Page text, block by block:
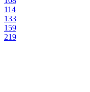
114
133
159
219